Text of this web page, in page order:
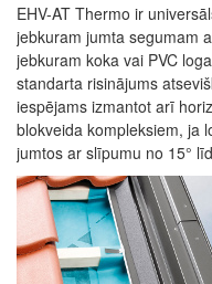
EHV-AT Thermo ir
jebkuram jumta segumam
jebkuram koka vai PVC
standarta risinājums
iespējams izmantot arī
blokveida kompleksiem, ja
jumtos ar slīpumu no 15°